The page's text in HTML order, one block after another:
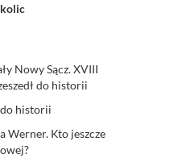
Nowy Sącz. XVIII
do historii
do historii
Werner. Kto jeszcze